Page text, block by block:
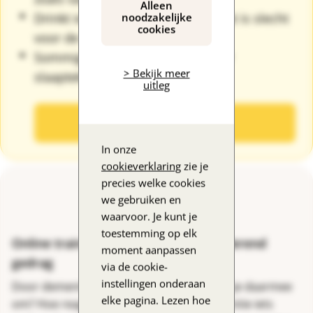
Alleen
noodzakelijke
cookies
> Bekijk meer
uitleg
In onze
cookieverklaring zie je
precies welke cookies
we gebruiken en
waarvoor. Je kunt je
toestemming op elk
moment aanpassen
via de cookie-
instellingen onderaan
elke pagina. Lezen hoe
Drinkt iemand veel koffie? Ook dat is slecht
voor de nachtrust.
Sommige medicijnen zorgen voor
slaaptekort.
Online training: Omgaan met veranderend
gedrag
Door dementie verandert gedrag. Hoe ga je daarmee
om? Hoe reageer je als iemand met dementie iets